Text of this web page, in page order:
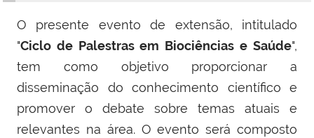
O presente evento de extensão, intitulado
"Ciclo de Palestras em Biociências e Saúde",
tem como objetivo proporcionar a
disseminação do conhecimento científico e
promover o debate sobre temas atuais e
relevantes na área. O evento será composto